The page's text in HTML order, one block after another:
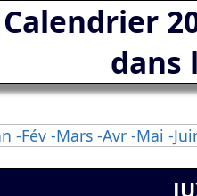
Calendrier
dans
-Fév -Mars -Avr -Mai -